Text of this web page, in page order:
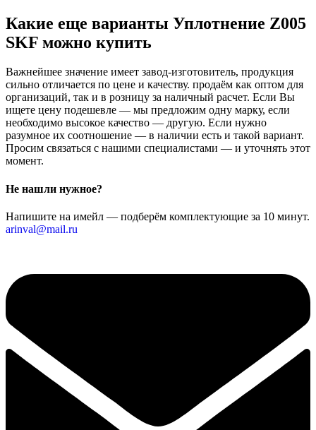
Какие еще варианты Уплотнение Z005
SKF можно купить
Важнейшее значение имеет завод-изготовитель, продукция
сильно отличается по цене и качеству. продаём как оптом для
организаций, так и в розницу за наличный расчет. Если Вы
ищете цену подешевле — мы предложим одну марку, если
необходимо высокое качество — другую. Если нужно
разумное их соотношение — в наличии есть и такой вариант.
Просим связаться с нашими специалистами — и уточнять этот
момент.
Не нашли нужное?
Напишите на имейл — подберём комплектующие за 10 минут.
arinval@mail.ru